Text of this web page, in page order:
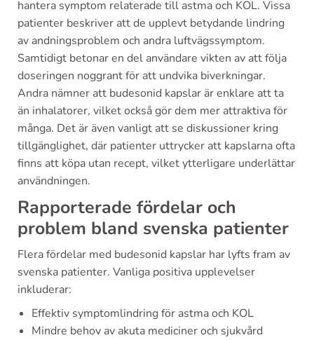
hantera symptom relaterade till astma och KOL. Vissa
patienter beskriver att de upplevt betydande lindring
av andningsproblem och andra luftvägssymptom.
Samtidigt betonar en del användare vikten av att följa
doseringen noggrant för att undvika biverkningar.
Andra nämner att budesonid kapslar är enklare att ta
än inhalatorer, vilket också gör dem mer attraktiva för
många. Det är även vanligt att se diskussioner kring
tillgänglighet, där patienter uttrycker att kapslarna ofta
finns att köpa utan recept, vilket ytterligare underlättar
användningen.
Rapporterade fördelar och
problem bland svenska patienter
Flera fördelar med budesonid kapslar har lyfts fram av
svenska patienter. Vanliga positiva upplevelser
inkluderar:
Effektiv symptomlindring för astma och KOL
Mindre behov av akuta mediciner och sjukvård